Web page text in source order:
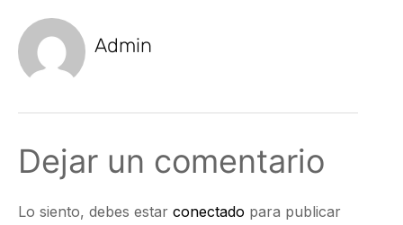
Admin
Dejar un comentario
Lo siento, debes estar conectado para publicar